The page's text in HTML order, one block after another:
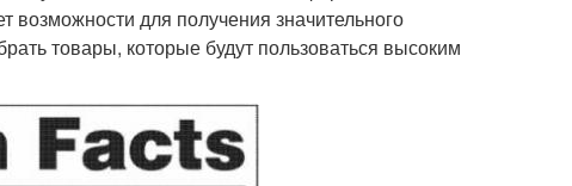
возможности для получения значительного
товары, которые будут пользоваться высоким